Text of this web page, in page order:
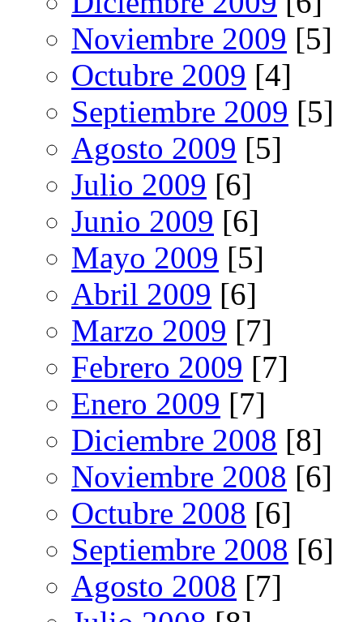
Noviembre 2009 [5]
Octubre 2009 [4]
Septiembre 2009 [5]
Agosto 2009 [5]
Julio 2009 [6]
Junio 2009 [6]
Mayo 2009 [5]
Abril 2009 [6]
Marzo 2009 [7]
Febrero 2009 [7]
Enero 2009 [7]
Diciembre 2008 [8]
Noviembre 2008 [6]
Octubre 2008 [6]
Septiembre 2008 [6]
Agosto 2008 [7]